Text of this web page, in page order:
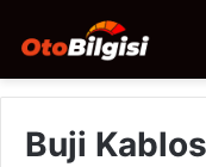
Buji